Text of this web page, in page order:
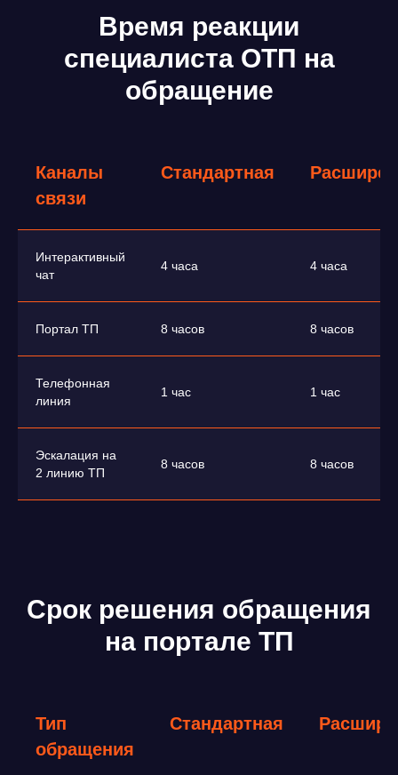
Время реакции
специалиста ОТП на
обращение
Каналы
связи
Стандартная
Интерактивный
чат
4 часа 4 часа
Портал ТП 8 часов 8 часов
Телефонная
линия
1 час 1 час
Эскалация на
2 линию ТП
8 часов 8 часов
Срок решения обращения
на портале ТП
Тип
обращения
Стандартная